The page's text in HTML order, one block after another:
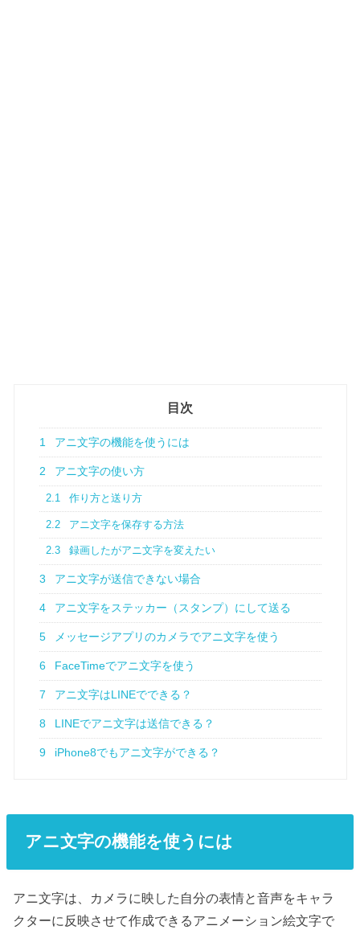
目次
1 アニ文字の機能を使うには
2 アニ文字の使い方
2.1 作り方と送り方
2.2 アニ文字を保存する方法
2.3 録画したがアニ文字を変えたい
3 アニ文字が送信できない場合
4 アニ文字をステッカー（スタンプ）にして送る
5 メッセージアプリのカメラでアニ文字を使う
6 FaceTimeでアニ文字を使う
7 アニ文字はLINEでできる？
8 LINEでアニ文字は送信できる？
9 iPhone8でもアニ文字ができる？
アニ文字の機能を使うには
アニ文字は、カメラに映した自分の表情と音声をキャラ
クターに反映させて作成できるアニメーション絵文字で